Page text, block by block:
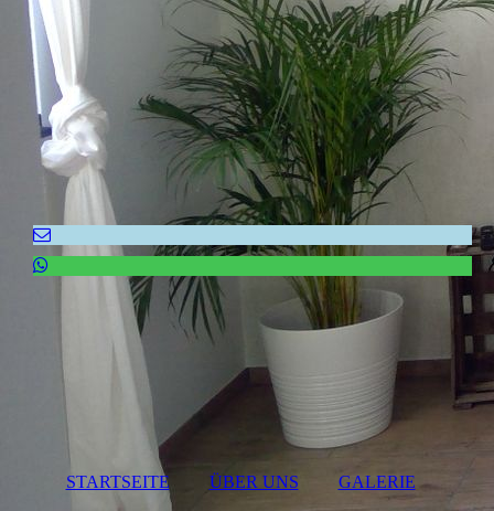
STARTSEITE ÜBER UNS GALERIE